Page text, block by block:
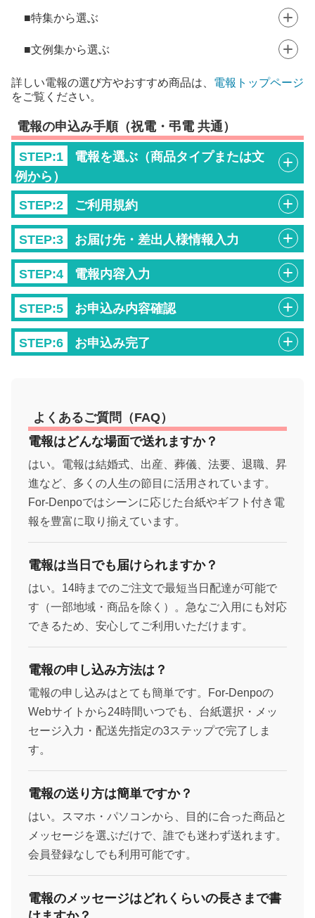
特集から選ぶ
文例集から選ぶ
詳しい電報の選び方やおすすめ商品は、 電報トップページ
をご覧ください。
電報の申込み手順（祝電・弔電 共通）
STEP:1
電報を選ぶ（商品タイプまたは文
例から）
STEP:2 ご利用規約
STEP:3 お届け先・差出人様情報入力
STEP:4 電報内容入力
STEP:5 お申込み内容確認
STEP:6 お申込み完了
よくあるご質問（FAQ）
電報はどんな場面で送れますか？
はい。電報は結婚式、出産、葬儀、法要、退職、昇
進など、多くの人生の節目に活用されています。
For-Denpoではシーンに応じた台紙やギフト付き電
報を豊富に取り揃えています。
電報は当日でも届けられますか？
はい。14時までのご注文で最短当日配達が可能で
す（一部地域・商品を除く）。急なご入用にも対応
できるため、安心してご利用いただけます。
電報の申し込み方法は？
電報の申し込みはとても簡単です。For-Denpoの
Webサイトから24時間いつでも、台紙選択・メッ
セージ入力・配送先指定の3ステップで完了しま
す。
電報の送り方は簡単ですか？
はい。スマホ・パソコンから、目的に合った商品と
メッセージを選ぶだけで、誰でも迷わず送れます。
会員登録なしでも利用可能です。
電報のメッセージはどれくらいの長さまで書